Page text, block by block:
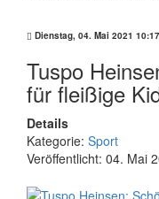
Dienstag, 04. Mai 2021
Tuspo
für fleißige
Details
Kategorie: Sport
Veröffentlicht: 04. Mai